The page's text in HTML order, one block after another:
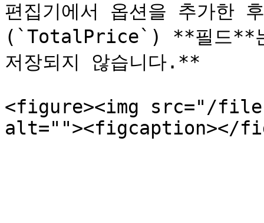
편집기에서 옵션을 추가한
(`TotalPrice`) **필드**
저장되지 않습니다.**
<figure><img src="/files/